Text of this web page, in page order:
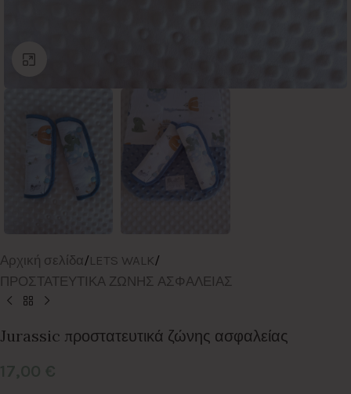
Αρχική σελίδα/LETS WALK/
ΠΡΟΣΤΑΤΕΥΤΙΚΑ ΖΩΝΗΣ ΑΣΦΑΛΕΙΑΣ
Jurassic προστατευτικά ζώνης ασφαλείας